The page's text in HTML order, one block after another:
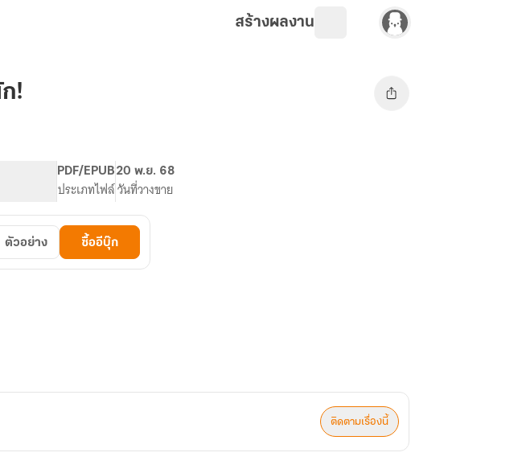
สร้างผลงาน
!
PDF/EPUB
ประเภทไฟล์
20 พ.ย. 68
วันที่วางขาย
ตัวอย่าง ซื้ออีบุ๊ก
ติดตามเรื่องนี้